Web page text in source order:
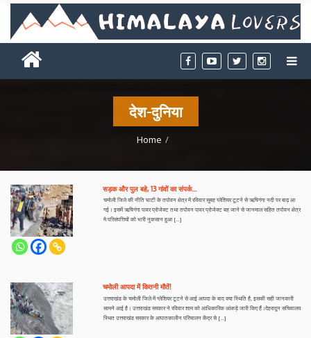
देश-दुनिया
Home
सड़क और पुल बहे, 13 गांवों का संपर्क…
चमोली जिले की नीति घाटी के तपोवन क्षेत्र में रविवार सुबह ग्लेशियर टूटने से ऋषिगंगा नदी पर बाढ़ आ
गई। इसमें ऋषिगंगा पावर प्रोजेक्ट तथा तपोवन पावर प्रोजेक्ट बह जाने से जानमाल सहित तपोवन क्षेत्र
मे परिसंपत्तियों को भारी नुकसान हुआ […]
चमोली आपदा में कितनी मौतें!
उत्तराखंड के चमोली जिले में ग्लेशियर टूटने से आई आपदा के बाद क्या स्थिति है, इसकी सही जानकारी
सामने आई है। उत्तराखंड सरकार ने रविवार शाम को आधिकारिक आंकड़े जारी किए हैं।देहरादून सचिवालय
स्थित उत्तराखंड सरकार के आपातकालीन परिचालन केंद्र से […]